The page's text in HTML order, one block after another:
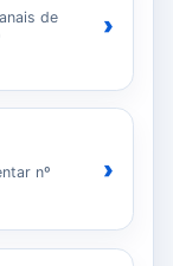
de
›
nº
›